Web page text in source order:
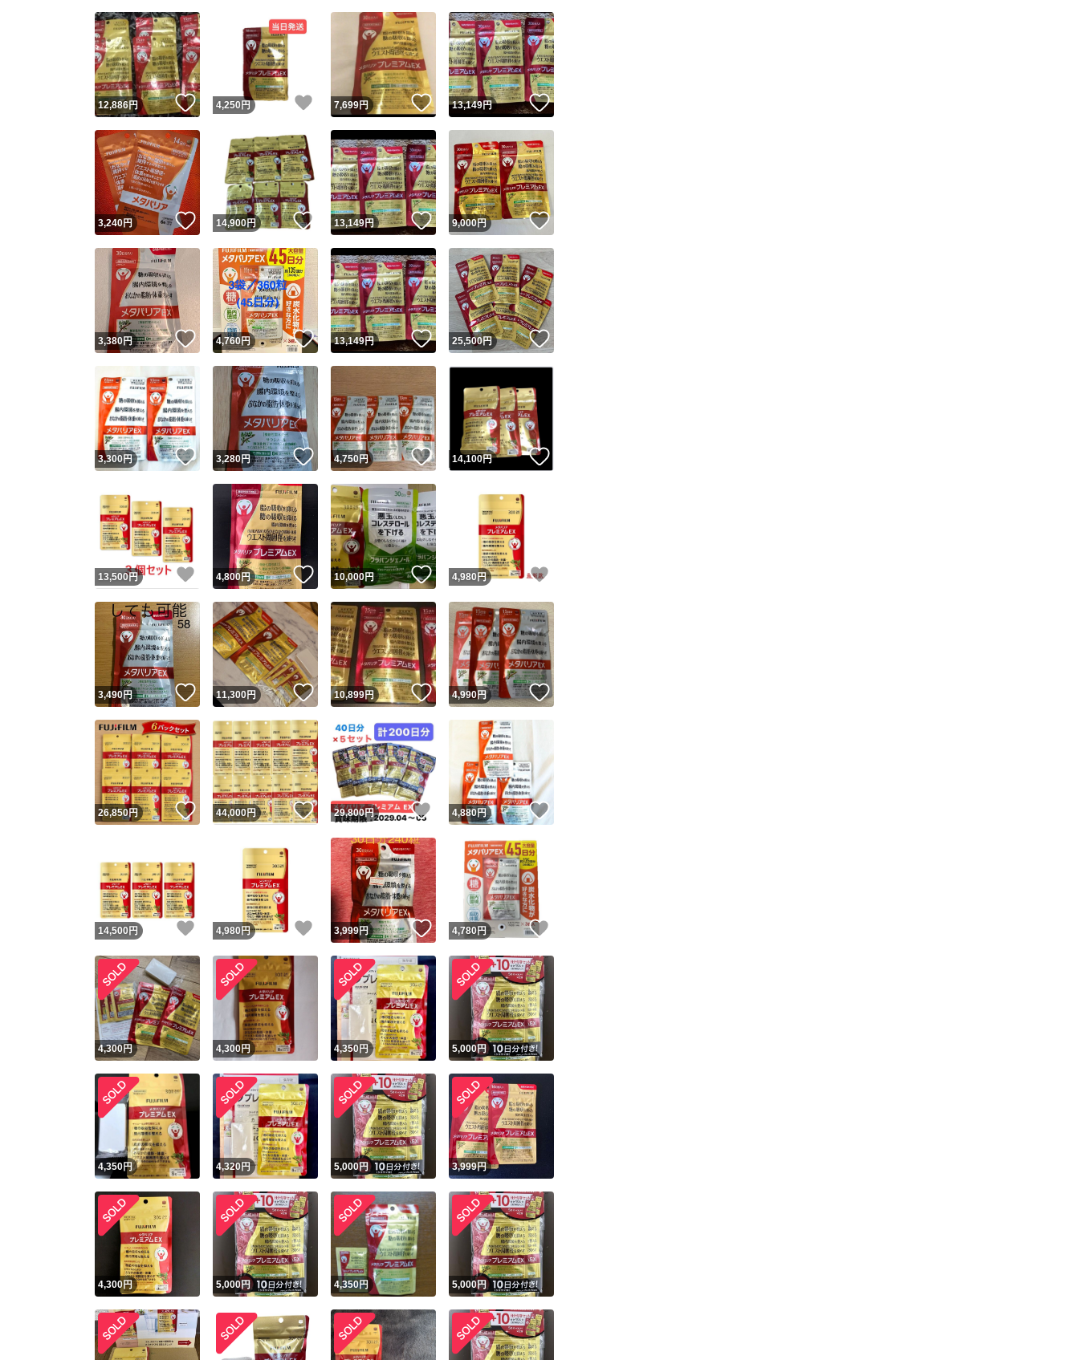
ユーザーの実績について
Yahoo!フリマが定めた一定の基準を満たしたユーザーにバッジを付与しています
安心取引出品者
安心取引出品者 Yahoo!フリマの基準をクリアした安心・安全なユーザーです
取引実績
取引実績◯+ このユーザーはYahoo!フリマの取引を完了させた実績があります
他フリマ実績◯+ このユーザーは他フリマサービスでの取引実績があります
スピード&安心発送
※このバッジは実績に基づく表示であり、発送を保証しているものではありません
スピード＆安心発送
このユーザーは高頻度で24時間以内＆設定した発送日数内に発送してい
ます
スピード発送
安心発送 このユーザーは設定した発送日数内に発送しています
この商品の情報をコピーします
商品画像の無断転載は禁止されています
コピーは1商品につき1回です
出品ページへ
12,886円 いいね！
4,250 円 いいね！
7,699円 いいね！
13,149円 いいね！
3,240円 いいね！
14,900円 いいね！
13,149円 いいね！
9,000円
3,380円 いいね！
4,760円 いいね！
13,149円 いいね！
25,500円 いいね！
3,300円 いいね！
3,280円 いいね！
4,750円 いいね！
14,100円
13,500円 いいね！
4,800円 いいね！
10,000円 いいね！
4,980 円
3,490円 いいね！
11,300円 いいね！
10,899円 いいね！
4,990円 いいね！
26,850円 いいね！
44,000円 いいね！
29,800円 いいね！
4,880円
14,500 円 いいね！
4,980 円 いいね！
3,999円 いいね！
4,780円
4,300円 4,300円 4,350円 5,000円
4,350円 4,320円 5,000円 3,999円
4,300円 5,000円 4,350円 5,000円